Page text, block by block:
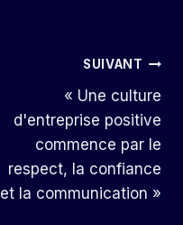
SUIVANT
« Une culture
d'entreprise positive
commence par le
respect, la confiance
et la communication »